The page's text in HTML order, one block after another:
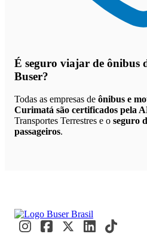
É seguro viajar de ônibus
Buser?
Todas as empresas de ônibus e
Curimatá são certificados pela
Transportes Terrestres e o seguro
passageiros.